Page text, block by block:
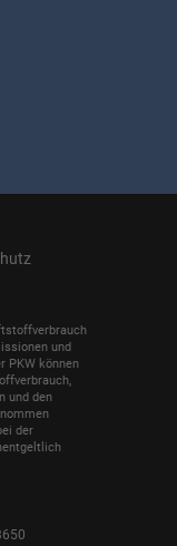
und
PKW können
und den
der